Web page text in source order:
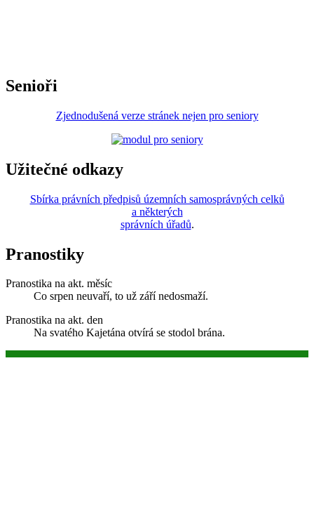
Senioři
Zjednodušená verze stránek nejen pro seniory
Užitečné odkazy
Sbírka právních předpisů územních samosprávných celků
a některých
správních úřadů.
Pranostiky
Pranostika na akt. měsíc
Co srpen neuvaří, to už září nedosmaží.
Pranostika na akt. den
Na svatého Kajetána otvírá se stodol brána.